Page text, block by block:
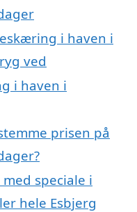
i haven i
ved
i haven i
prisen på
speciale i
hele Esbjerg